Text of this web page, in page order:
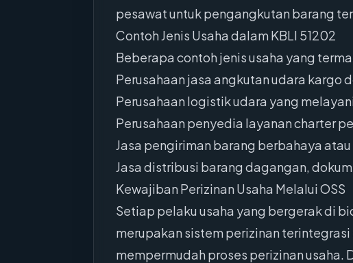
pesawat untuk pengangkutan barang
Contoh Jenis Usaha dalam KBLI 51202
Beberapa contoh jenis usaha yang
Perusahaan jasa angkutan udara kargo
Perusahaan logistik udara yang
Perusahaan penyedia layanan charter
Jasa pengiriman barang berbahaya
Jasa distribusi barang dagangan,
Kewajiban Perizinan Usaha Melalui OSS
Setiap pelaku usaha yang bergerak di
merupakan sistem perizinan
mempermudah proses perizinan usaha.